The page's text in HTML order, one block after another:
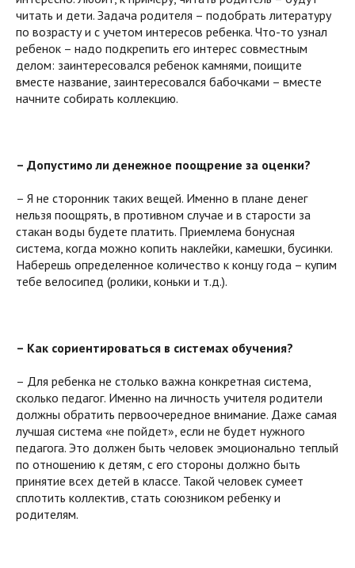
читать и дети. Задача родителя – подобрать литературу
по возрасту и с учетом интересов ребенка. Что-то узнал
ребенок – надо подкрепить его интерес совместным
делом: заинтересовался ребенок камнями, поищите
вместе название, заинтересовался бабочками – вместе
начните собирать коллекцию.
– Допустимо ли денежное поощрение за оценки?
– Я не сторонник таких вещей. Именно в плане денег
нельзя поощрять, в противном случае и в старости за
стакан воды будете платить. Приемлема бонусная
система, когда можно копить наклейки, камешки, бусинки.
Наберешь определенное количество к концу года – купим
тебе велосипед (ролики, коньки и т.д.).
– Как сориентироваться в системах обучения?
– Для ребенка не столько важна конкретная система,
сколько педагог. Именно на личность учителя родители
должны обратить первоочередное внимание. Даже самая
лучшая система «не пойдет», если не будет нужного
педагога. Это должен быть человек эмоционально теплый
по отношению к детям, с его стороны должно быть
принятие всех детей в классе. Такой человек сумеет
сплотить коллектив, стать союзником ребенку и
родителям.